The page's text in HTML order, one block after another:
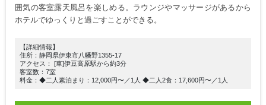
囲気の客室露天風呂を楽しめる。ラウンジやマッサージがあるから
ホテルでゆっくりと過ごすことができる。
【詳細情報】
住所：静岡県伊東市八幡野1355-17
アクセス： [車]伊豆高原駅から約3分
客室数：7室
料金：◆二人素泊まり：12,000円〜／1人 ◆二人2食：17,600円〜／1人